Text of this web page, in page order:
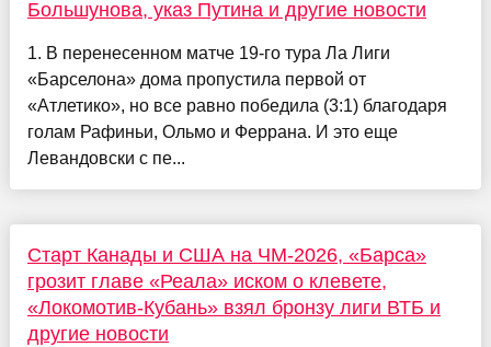
Большунова, указ Путина и другие новости
1. В перенесенном матче 19-го тура Ла Лиги
«Барселона» дома пропустила первой от
«Атлетико», но все равно победила (3:1) благодаря
голам Рафиньи, Ольмо и Феррана. И это еще
Левандовски с пе...
Старт Канады и США на ЧМ-2026, «Барса»
грозит главе «Реала» иском о клевете,
«Локомотив-Кубань» взял бронзу лиги ВТБ и
другие новости